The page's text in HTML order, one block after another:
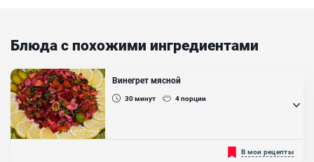
Блюда с похожими ингредиентами
Винегрет мясной
30минут 4порции
Старинный русский рецепт мясного винегрета! Рецепт мясного
В мои рецепты